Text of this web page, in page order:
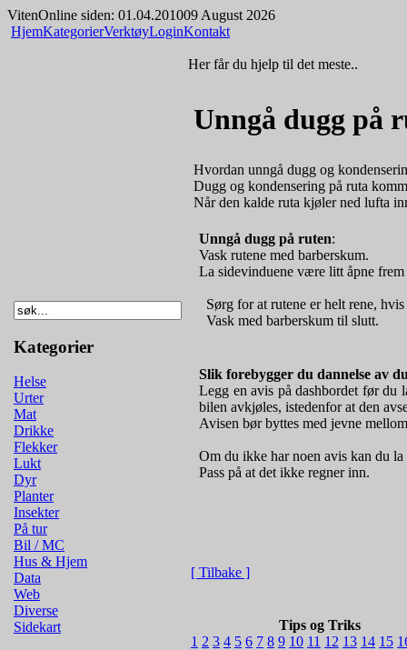
VitenOnline siden: 01.04.201009 August 2026
HjemKategorierVerktøyLoginKontakt
Kategorier
Helse
Urter
Mat
Drikke
Flekker
Lukt
Dyr
Planter
Insekter
På tur
Bil / MC
Hus & Hjem
Data
Web
Diverse
Sidekart
Her får du hjelp til det meste..
Unngå dugg på
Hvordan unngå dugg og
Dugg og kondensering på ruta
Når den kalde ruta kjøler ned lufta
Unngå dugg på ruten:
Vask rutene med barberskum.
La sidevinduene være litt åpne
Sørg for at rutene er helt rene,
Vask med barberskum til slutt.
Slik forebygger du dannelse av
Legg en avis på dashbordet før du
bilen avkjøles, istedenfor at den
Avisen bør byttes med jevne
Om du ikke har noen avis kan du
Pass på at det ikke regner inn.
[ Tilbake ]
Tips og Triks
1 2 3 4 5 6 7 8 9 10 11 12 13 14 15